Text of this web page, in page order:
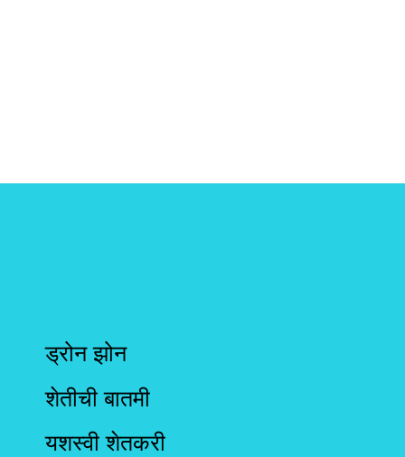
ड्रोन झोन
शेतीची बातमी
यशस्वी शेतकरी